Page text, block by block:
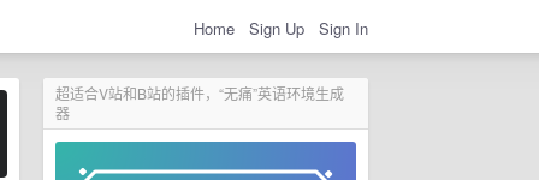
Home Sign Up Sign In
超适合V站和B站的插件，“无痛”英语环境生成
器